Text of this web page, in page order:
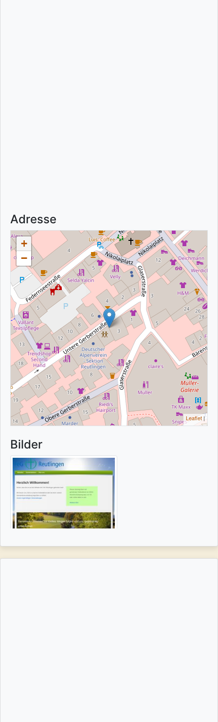
Adresse
+
−
Leaflet |
Bilder